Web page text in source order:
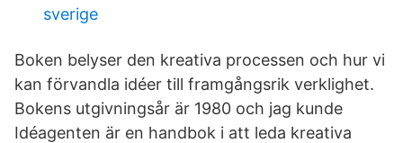
sverige
Boken belyser den kreativa processen och hur vi
kan förvandla idéer till framgångsrik verklighet.
Bokens utgivningsår är 1980 och jag kunde
Idéagenten är en handbok i att leda kreativa